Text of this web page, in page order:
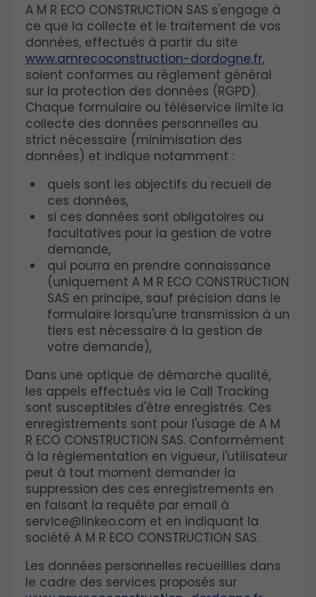
A M R ECO CONSTRUCTION SAS s'engage à
ce que la collecte et le traitement de vos
données, effectués à partir du site
www.amrecoconstruction-dordogne.fr,
soient conformes au règlement général
sur la protection des données (RGPD).
Chaque formulaire ou téléservice limite la
collecte des données personnelles au
strict nécessaire (minimisation des
données) et indique notamment :
quels sont les objectifs du recueil de
ces données,
si ces données sont obligatoires ou
facultatives pour la gestion de votre
demande,
qui pourra en prendre connaissance
(uniquement A M R ECO CONSTRUCTION
SAS en principe, sauf précision dans le
formulaire lorsqu'une transmission à un
tiers est nécessaire à la gestion de
votre demande),
Dans une optique de démarche qualité,
les appels effectués via le Call Tracking
sont susceptibles d'être enregistrés. Ces
enregistrements sont pour l'usage de A M
R ECO CONSTRUCTION SAS. Conformément
à la réglementation en vigueur, l'utilisateur
peut à tout moment demander la
suppression des ces enregistrements en
en faisant la requête par email à
service@linkeo.com et en indiquant la
société A M R ECO CONSTRUCTION SAS.
Les données personnelles recueillies dans
le cadre des services proposés sur